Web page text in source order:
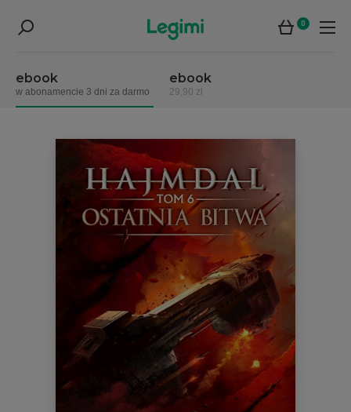
0
ebook
w abonamencie 3 dni za darmo
ebook
29,90 zł